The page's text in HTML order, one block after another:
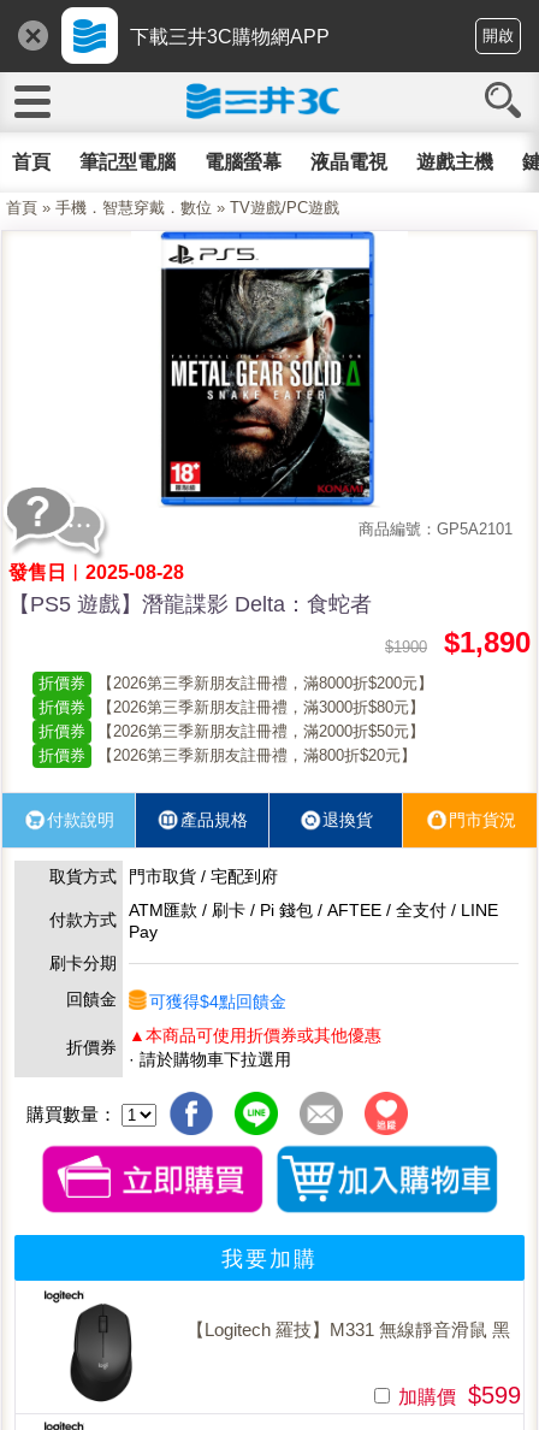
下載三井3C購物網APP 開啟
首頁 筆記型電腦 電腦螢幕 液晶電視 遊戲主機
首頁 » 手機．智慧穿戴．數位 » TV遊戲/PC遊戲
商品編號：GP5A2101
發售日︱2025-08-28
【PS5 遊戲】潛龍諜影 Delta：食蛇者
$1900 $1,890
折價券
【2026第三季新朋友註冊禮，滿8000折$200元】
折價券
【2026第三季新朋友註冊禮，滿3000折$80元】
折價券
【2026第三季新朋友註冊禮，滿2000折$50元】
折價券
【2026第三季新朋友註冊禮，滿800折$20元】
付款說明 產品規格 退換貨 門市貨況
取貨方式 門市取貨 / 宅配到府
付款方式
ATM匯款 / 刷卡 / Pi 錢包 / AFTEE / 全支付 / LINE
Pay
刷卡分期
回饋金
可獲得$4點回饋金
折價券
▲本商品可使用折價券或其他優惠
· 請於購物車下拉選用
購買數量：
我要加購
【Logitech 羅技】M331 無線靜音滑鼠 黑
加購價 $599